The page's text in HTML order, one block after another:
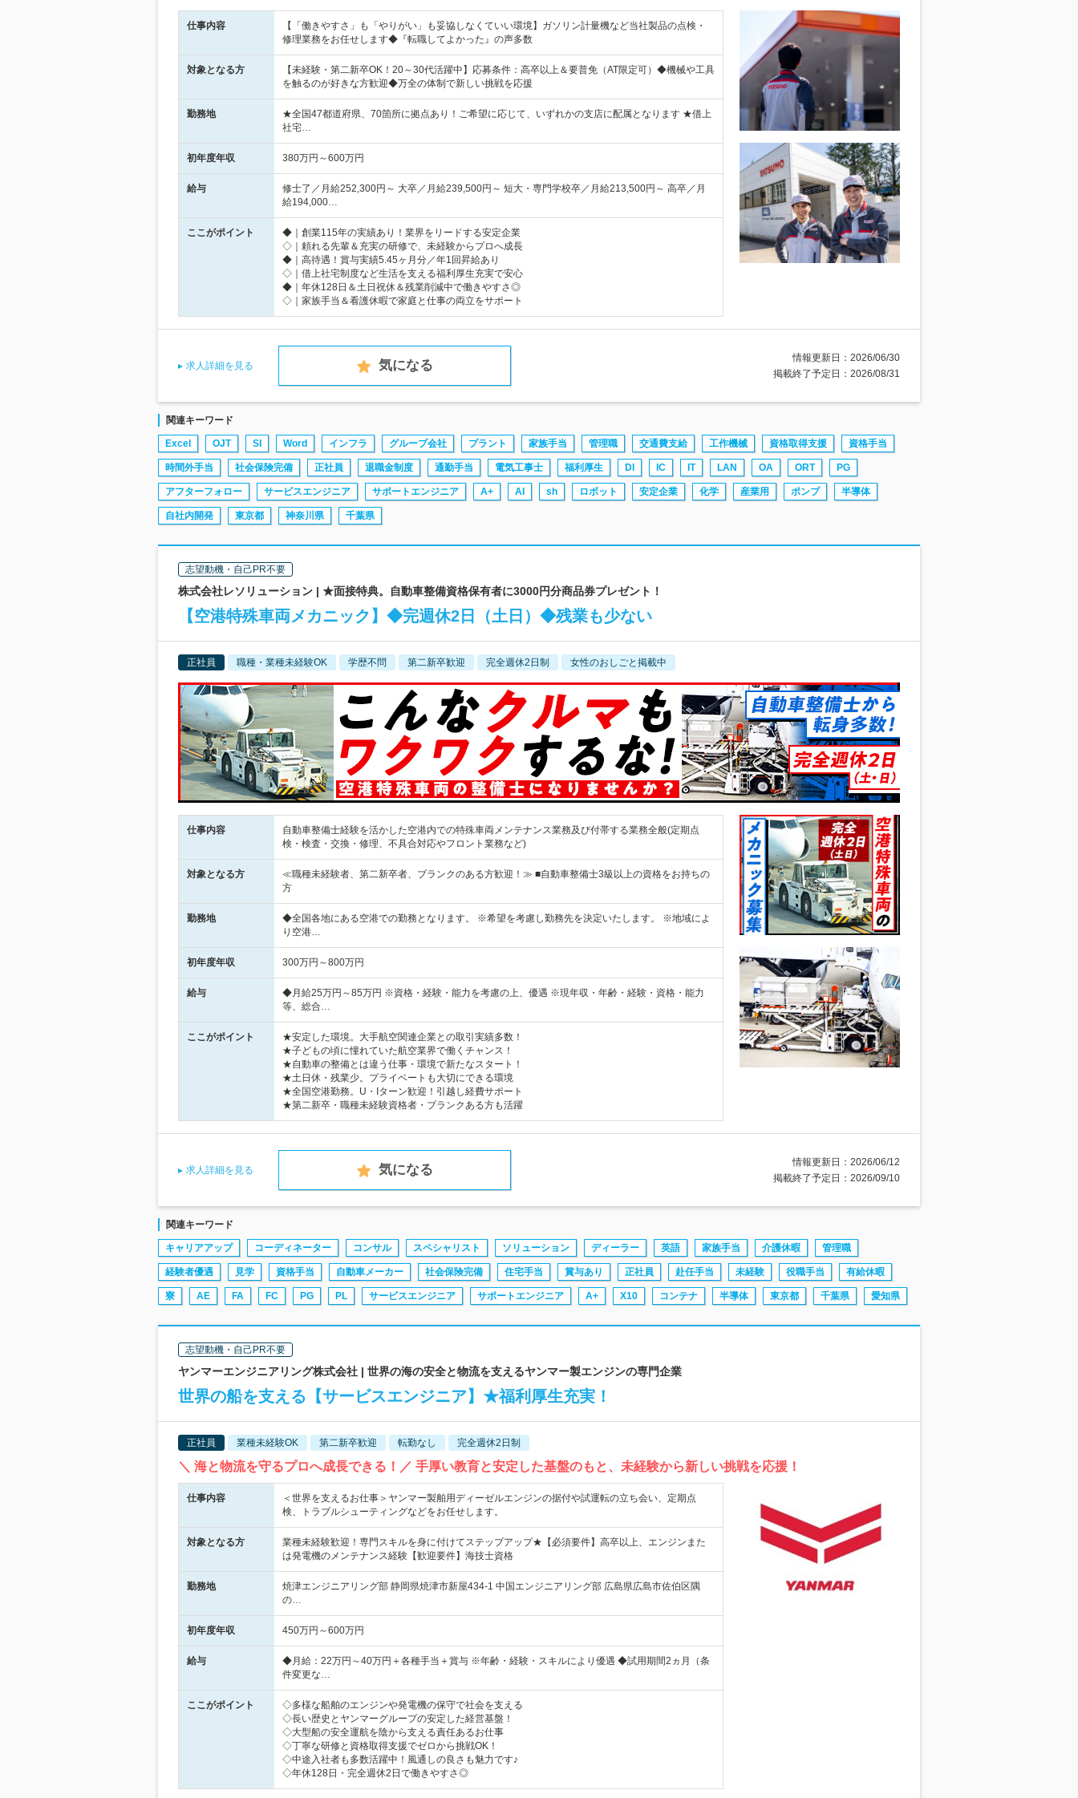
仕事内容
【「働きやすさ」も「やりがい」も妥協しなくていい環境】ガソリン計量機など当社製品の点検・
修理業務をお任せします◆『転職してよかった』の声多数
対象となる方
【未経験・第二新卒OK！20～30代活躍中】応募条件：高卒以上＆要普免（AT限定可）◆機械や工具
を触るのが好きな方歓迎◆万全の体制で新しい挑戦を応援
勤務地
★全国47都道府県、70箇所に拠点あり！ご希望に応じて、いずれかの支店に配属となります ★借上
社宅…
初年度年収 380万円～600万円
給与
修士了／月給252,300円～ 大卒／月給239,500円～ 短大・専門学校卒／月給213,500円～ 高卒／月
給194,000…
ここがポイント
◆｜創業115年の実績あり！業界をリードする安定企業
◇｜頼れる先輩＆充実の研修で、未経験からプロへ成長
◆｜高待遇！賞与実績5.45ヶ月分／年1回昇給あり
◇｜借上社宅制度など生活を支える福利厚生充実で安心
◆｜年休128日＆土日祝休＆残業削減中で働きやすさ◎
◇｜家族手当＆看護休暇で家庭と仕事の両立をサポート
求人詳細を見る 気になる
情報更新日：2026/06/30
掲載終了予定日：2026/08/31
関連キーワード
Excel OJT SI Word インフラ グループ会社 プラント 家族手当 管理職 交通費支給 工作機械 資格取得支援 資格手当
時間外手当 社会保険完備 正社員 退職金制度 通勤手当 電気工事士 福利厚生 DI IC IT LAN OA ORT PG
アフターフォロー サービスエンジニア サポートエンジニア A+ AI sh ロボット 安定企業 化学 産業用 ポンプ 半導体
自社内開発 東京都 神奈川県 千葉県
志望動機・自己PR不要
株式会社レソリューション | ★面接特典。自動車整備資格保有者に3000円分商品券プレゼント！
【空港特殊車両メカニック】◆完週休2日（土日）◆残業も少ない
正社員 職種・業種未経験OK 学歴不問 第二新卒歓迎 完全週休2日制 女性のおしごと掲載中
仕事内容
自動車整備士経験を活かした空港内での特殊車両メンテナンス業務及び付帯する業務全般(定期点
検・検査・交換・修理、不具合対応やフロント業務など)
対象となる方
≪職種未経験者、第二新卒者、ブランクのある方歓迎！≫ ■自動車整備士3級以上の資格をお持ちの
方
勤務地
◆全国各地にある空港での勤務となります。 ※希望を考慮し勤務先を決定いたします。 ※地域によ
り空港…
初年度年収 300万円～800万円
給与
◆月給25万円～85万円 ※資格・経験・能力を考慮の上、優遇 ※現年収・年齢・経験・資格・能力
等、総合…
ここがポイント
★安定した環境。大手航空関連企業との取引実績多数！
★子どもの頃に憧れていた航空業界で働くチャンス！
★自動車の整備とは違う仕事・環境で新たなスタート！
★土日休・残業少。プライベートも大切にできる環境
★全国空港勤務。U・Iターン歓迎！引越し経費サポート
★第二新卒・職種未経験資格者・ブランクある方も活躍
求人詳細を見る 気になる
情報更新日：2026/06/12
掲載終了予定日：2026/09/10
関連キーワード
キャリアアップ コーディネーター コンサル スペシャリスト ソリューション ディーラー 英語 家族手当 介護休暇 管理職
経験者優遇 見学 資格手当 自動車メーカー 社会保険完備 住宅手当 賞与あり 正社員 赴任手当 未経験 役職手当 有給休暇
寮 AE FA FC PG PL サービスエンジニア サポートエンジニア A+ X10 コンテナ 半導体 東京都 千葉県 愛知県
志望動機・自己PR不要
ヤンマーエンジニアリング株式会社 | 世界の海の安全と物流を支えるヤンマー製エンジンの専門企業
世界の船を支える【サービスエンジニア】★福利厚生充実！
正社員 業種未経験OK 第二新卒歓迎 転勤なし 完全週休2日制
＼ 海と物流を守るプロへ成長できる！／ 手厚い教育と安定した基盤のもと、未経験から新しい挑戦を応援！
仕事内容
＜世界を支えるお仕事＞ヤンマー製舶用ディーゼルエンジンの据付や試運転の立ち会い、定期点
検、トラブルシューティングなどをお任せします。
対象となる方
業種未経験歓迎！専門スキルを身に付けてステップアップ★【必須要件】高卒以上、エンジンまた
は発電機のメンテナンス経験【歓迎要件】海技士資格
勤務地
焼津エンジニアリング部 静岡県焼津市新屋434-1 中国エンジニアリング部 広島県広島市佐伯区隅
の…
初年度年収 450万円～600万円
給与
◆月給：22万円～40万円＋各種手当＋賞与 ※年齢・経験・スキルにより優遇 ◆試用期間2ヵ月（条
件変更な…
ここがポイント
◇多様な船舶のエンジンや発電機の保守で社会を支える
◇長い歴史とヤンマーグループの安定した経営基盤！
◇大型船の安全運航を陰から支える責任あるお仕事
◇丁寧な研修と資格取得支援でゼロから挑戦OK！
◇中途入社者も多数活躍中！風通しの良さも魅力です♪
◇年休128日・完全週休2日で働きやすさ◎